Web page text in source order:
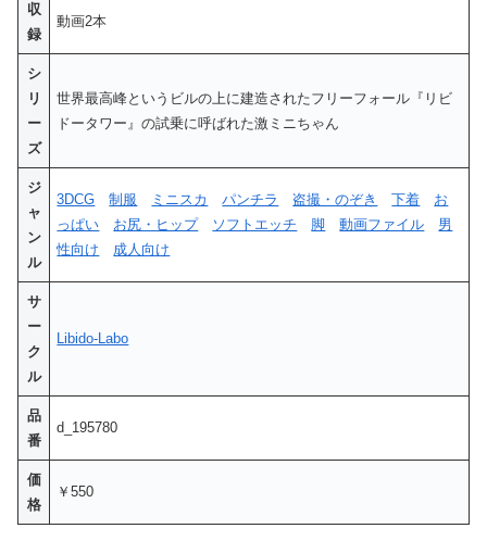
収
録
動画2本
シ
リ
ー
ズ
世界最高峰というビルの上に建造されたフリーフォール『リビ
ドータワー』の試乗に呼ばれた激ミニちゃん
ジ
ャ
ン
ル
3DCG 制服 ミニスカ パンチラ 盗撮・のぞき 下着
お
っぱい
お尻・ヒップ ソフトエッチ 脚 動画ファイル
男
性向け
成人向け
サ
ー
ク
ル
Libido-Labo
品
番
d_195780
価
格
￥550